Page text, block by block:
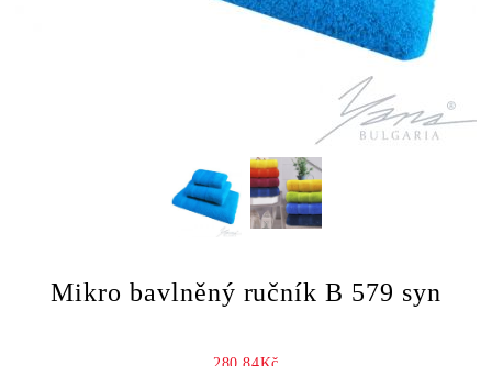
Mikro bavlněný ručník B 579 syn